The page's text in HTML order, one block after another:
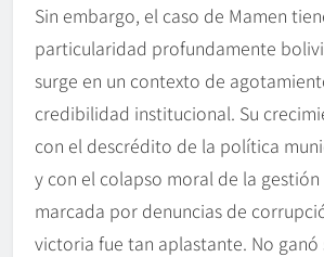
Sin embargo, el caso de Mamen
particularidad profundamente
surge en un contexto de
credibilidad institucional. Su
con el descrédito de la política
y con el colapso moral de la
marcada por denuncias de
victoria fue tan aplastante. No ganó